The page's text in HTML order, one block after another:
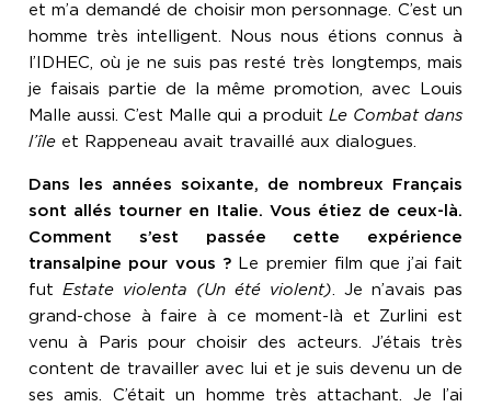
et m’a demandé de choisir mon personnage. C’est un
homme très intelligent. Nous nous étions connus à
l’IDHEC, où je ne suis pas resté très longtemps, mais
je faisais partie de la même promotion, avec Louis
Malle aussi. C’est Malle qui a produit Le Combat dans
l’île et Rappeneau avait travaillé aux dialogues.
Dans les années soixante, de nombreux Français
sont allés tourner en Italie. Vous étiez de ceux-là.
Comment s’est passée cette expérience
transalpine pour vous ? Le premier film que j’ai fait
fut Estate violenta (Un été violent). Je n’avais pas
grand-chose à faire à ce moment-là et Zurlini est
venu à Paris pour choisir des acteurs. J’étais très
content de travailler avec lui et je suis devenu un de
ses amis. C’était un homme très attachant. Je l’ai